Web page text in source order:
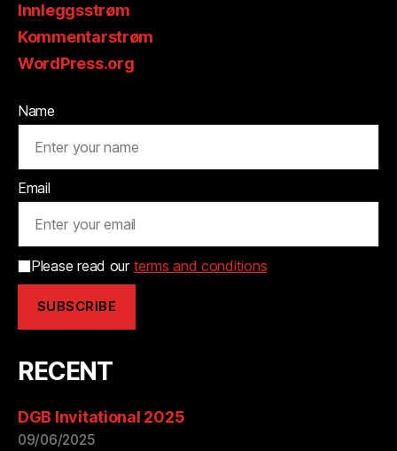
Innleggsstrøm
Kommentarstrøm
WordPress.org
Name
Email
Please read our terms and conditions
RECENT
DGB Invitational 2025
09/06/2025